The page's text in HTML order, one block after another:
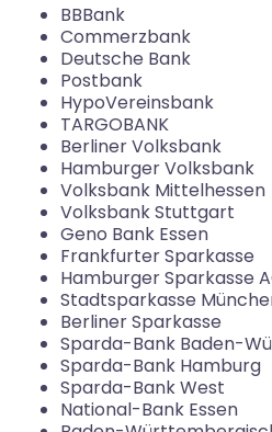
BBBank
Commerzbank
Deutsche Bank
Postbank
HypoVereinsbank
TARGOBANK
Berliner Volksbank
Hamburger Volksbank
Volksbank Mittelhessen
Volksbank Stuttgart
Geno Bank Essen
Frankfurter Sparkasse
Hamburger Sparkasse
Stadtsparkasse
Berliner Sparkasse
Sparda-Bank Baden-
Sparda-Bank Hamburg
Sparda-Bank West
National-Bank Essen